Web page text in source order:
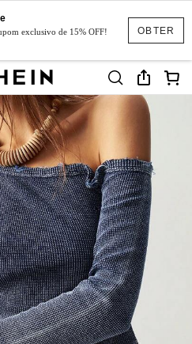
OBTER
exclusivo de 15% OFF!